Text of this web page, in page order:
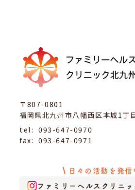
〒807-0801
福岡県北九州市八幡西区本城1丁
tel: 093-647-0970
fax: 093-647-0971
日々の活動を発信
ファミリーヘルスクリニッ